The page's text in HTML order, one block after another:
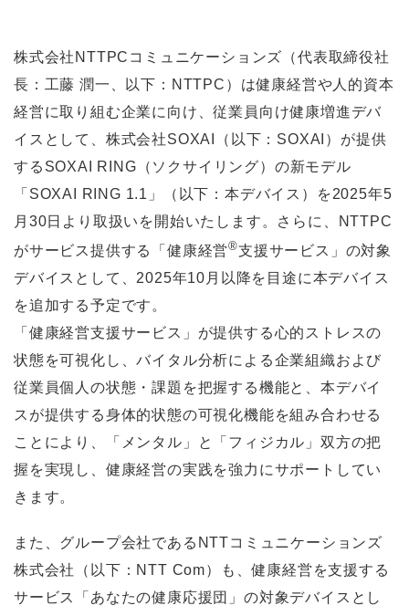
株式会社NTTPCコミュニケーションズ（代表取締役社
長：工藤 潤一、以下：NTTPC）は健康経営や人的資本
経営に取り組む企業に向け、従業員向け健康増進デバ
イスとして、株式会社SOXAI（以下：SOXAI）が提供
するSOXAI RING（ソクサイリング）の新モデル
「SOXAI RING 1.1」（以下：本デバイス）を2025年5
月30日より取扱いを開始いたします。さらに、NTTPC
がサービス提供する「健康経営®支援サービス」の対象
デバイスとして、2025年10月以降を目途に本デバイス
を追加する予定です。
「健康経営支援サービス」が提供する心的ストレスの
状態を可視化し、バイタル分析による企業組織および
従業員個人の状態・課題を把握する機能と、本デバイ
スが提供する身体的状態の可視化機能を組み合わせる
ことにより、「メンタル」と「フィジカル」双方の把
握を実現し、健康経営の実践を強力にサポートしてい
きます。
また、グループ会社であるNTTコミュニケーションズ
株式会社（以下：NTT Com）も、健康経営を支援する
サービス「あなたの健康応援団」の対象デバイスとし